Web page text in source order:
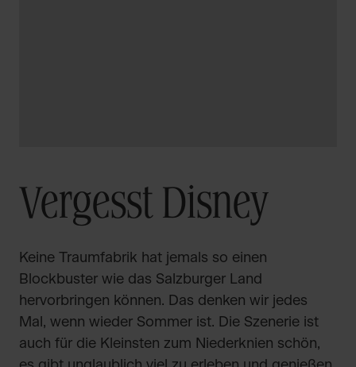
Vergesst Disney
Keine Traumfabrik hat jemals so einen
Blockbuster wie das Salzburger Land
hervorbringen können. Das denken wir jedes
Mal, wenn wieder Sommer ist. Die Szenerie ist
auch für die Kleinsten zum Niederknien schön,